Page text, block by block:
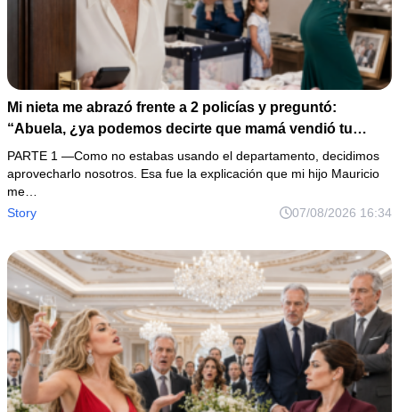
Mi nieta me abrazó frente a 2 policías y preguntó:
“Abuela, ¿ya podemos decirte que mamá vendió tu
casa?”. Mi hijo bajó la cabeza, mientras su esposa
escondía documentos dentro del bolso.
PARTE 1 —Como no estabas usando el departamento, decidimos
aprovecharlo nosotros. Esa fue la explicación que mi hijo Mauricio
me…
Story
07/08/2026 16:34